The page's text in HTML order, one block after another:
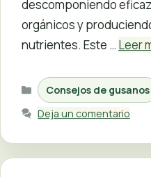
descomponiendo
orgánicos y
nutrientes. Este … Leer
Categorías
Consejos de gusanos
Deja un comentario